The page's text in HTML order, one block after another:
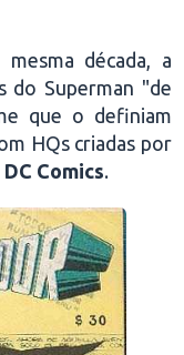
década, a
do Superman "de
que o definiam
HQs criadas por
DC Comics.